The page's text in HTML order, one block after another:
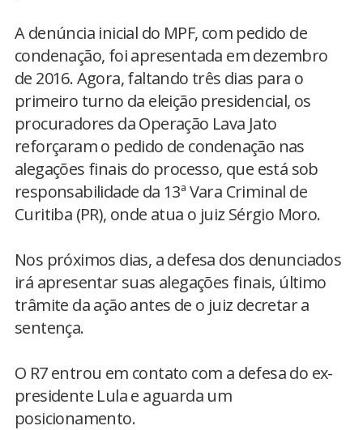
A denúncia inicial do MPF, com pedido de
condenação, foi apresentada em dezembro
de 2016. Agora, faltando três dias para o
primeiro turno da eleição presidencial, os
procuradores da Operação Lava Jato
reforçaram o pedido de condenação nas
alegações finais do processo, que está sob
responsabilidade da 13ª Vara Criminal de
Curitiba (PR), onde atua o juiz Sérgio Moro.
Nos próximos dias, a defesa dos denunciados
irá apresentar suas alegações finais, último
trâmite da ação antes de o juiz decretar a
sentença.
O R7 entrou em contato com a defesa do ex-
presidente Lula e aguarda um
posicionamento.